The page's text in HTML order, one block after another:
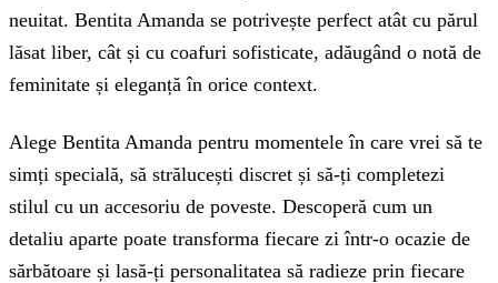
neuitat. Bentita Amanda se potrivește perfect atât cu părul
lăsat liber, cât și cu coafuri sofisticate, adăugând o notă de
feminitate și eleganță în orice context.
Alege Bentita Amanda pentru momentele în care vrei să te
simți specială, să strălucești discret și să-ți completezi
stilul cu un accesoriu de poveste. Descoperă cum un
detaliu aparte poate transforma fiecare zi într-o ocazie de
sărbătoare și lasă-ți personalitatea să radieze prin fiecare